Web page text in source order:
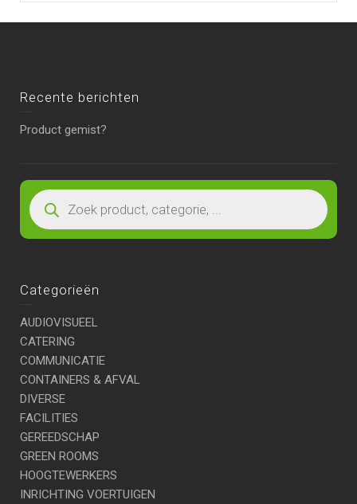
Recente berichten
Product gemist?
Categorieën
AUDIOVISUEEL
CATERING
COMMUNICATIE
CONTAINERS & AFVAL
DIVERSE
FACILITIES
GEREEDSCHAP
GREEN ROOMS
HOOGTEWERKERS
INRICHTING VOERTUIGEN